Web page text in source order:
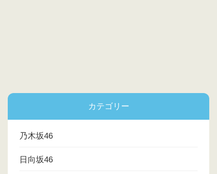
カテゴリー
乃木坂46
日向坂46